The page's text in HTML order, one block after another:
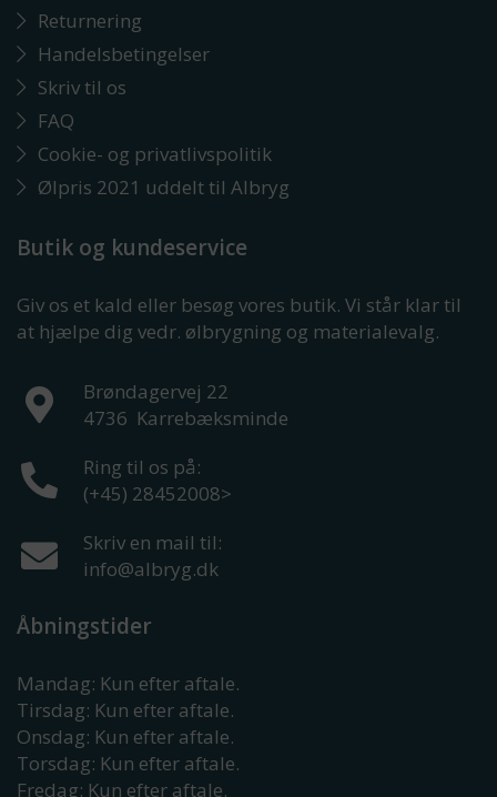
Returnering
Handelsbetingelser
Skriv til os
FAQ
Cookie- og privatlivspolitik
Ølpris 2021 uddelt til Albryg
Butik og kundeservice
Giv os et kald eller besøg vores butik. Vi står klar til
at hjælpe dig vedr. ølbrygning og materialevalg.
Brøndagervej 22
4736 Karrebæksminde
Ring til os på:
(+45) 28452008>
Skriv en mail til:
info@albryg.dk
Åbningstider
Mandag: Kun efter aftale.
Tirsdag: Kun efter aftale.
Onsdag: Kun efter aftale.
Torsdag: Kun efter aftale.
Fredag: Kun efter aftale.